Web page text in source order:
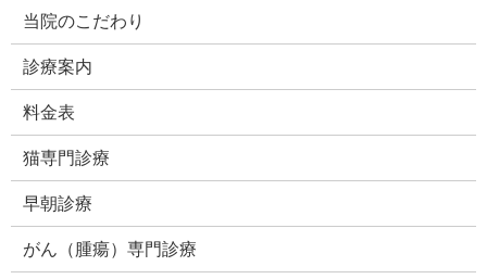
当院のこだわり
診療案内
料金表
猫専門診療
早朝診療
がん（腫瘍）専門診療